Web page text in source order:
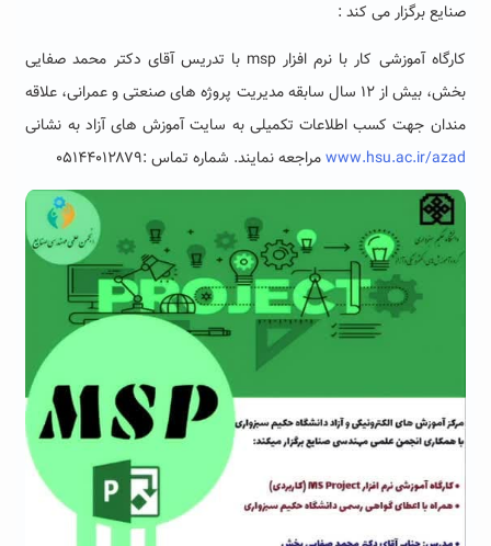
صنایع برگزار می کند :
کارگاه آموزشی کار با نرم افزار msp با تدریس آقای دکتر محمد صفایی
بخش، بیش از ۱۲ سال سابقه مدیریت پروژه های صنعتی و عمرانی، علاقه
مندان جهت کسب اطلاعات تکمیلی به سایت آموزش های آزاد به نشانی
www.hsu.ac.ir/azadمراجعه نمایند. شماره تماس :۰۵۱۴۴۰۱۲۸۷۹